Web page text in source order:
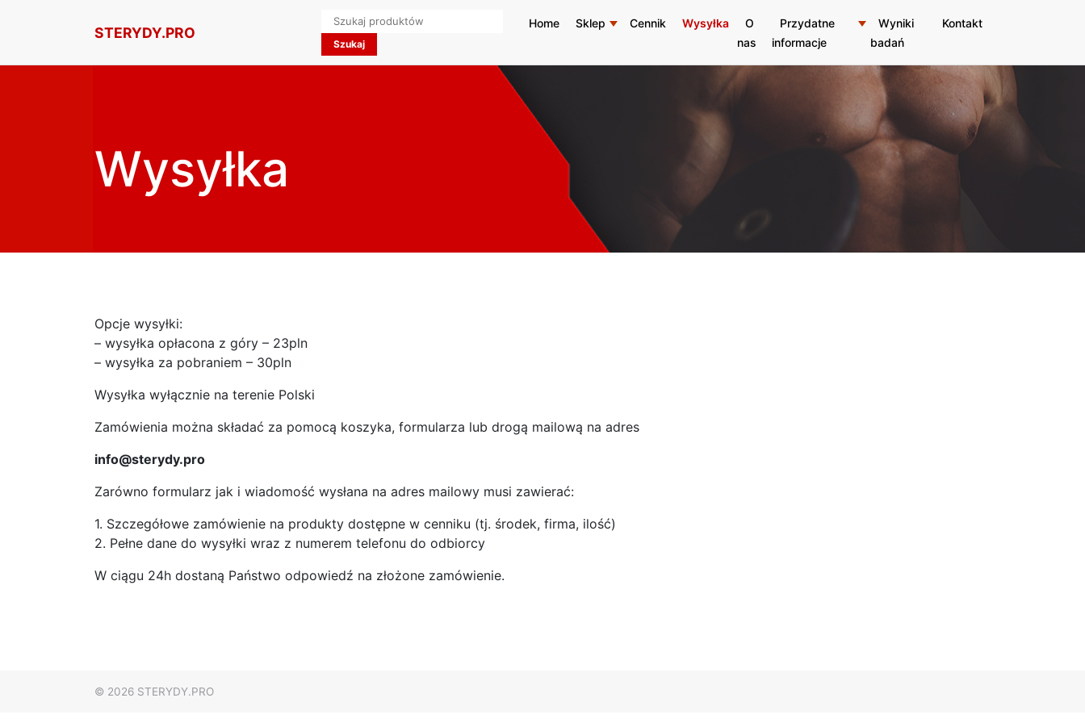
STERYDY.PRO
Search
for:
Home Sklep Cennik Wysyłka
O
nas
Przydatne
informacje
Wyniki
badań
Kontakt
Wysyłka
Opcje wysyłki:
– wysyłka opłacona z góry – 23pln
– wysyłka za pobraniem – 30pln
Wysyłka wyłącznie na terenie Polski
Zamówienia można składać za pomocą koszyka, formularza lub drogą mailową na adres
info@sterydy.pro
Zarówno formularz jak i wiadomość wysłana na adres mailowy musi zawierać:
1. Szczegółowe zamówienie na produkty dostępne w cenniku (tj. środek, firma, ilość)
2. Pełne dane do wysyłki wraz z numerem telefonu do odbiorcy
W ciągu 24h dostaną Państwo odpowiedź na złożone zamówienie.
© 2026 STERYDY.PRO